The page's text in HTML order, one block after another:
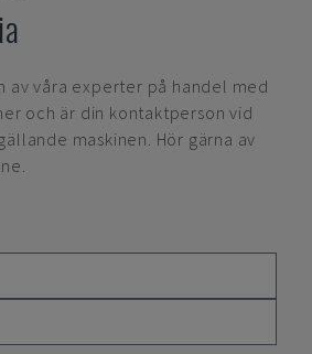
av våra experter på handel med
och är din kontaktperson vid
maskinen. Hör gärna av